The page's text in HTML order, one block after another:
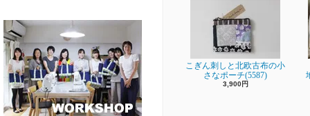
こぎん刺しと北欧古布の小
さなポーチ(5587)
3,900円